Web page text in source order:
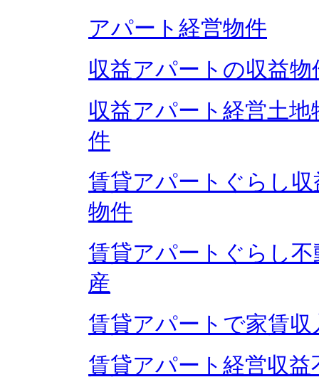
アパート経営物件
収益アパートの収益物
収益アパート経営土地
件
賃貸アパートぐらし収
物件
賃貸アパートぐらし不
産
賃貸アパートで家賃収
賃貸アパート経営収益